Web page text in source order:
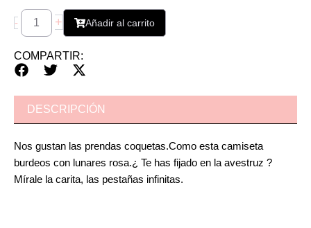
-
Sara
cantidad+ Añadir al carrito
COMPARTIR:
DESCRIPCIÓN
Nos gustan las prendas coquetas.Como esta camiseta
burdeos con lunares rosa.¿ Te has fijado en la avestruz ?
Mírale la carita, las pestañas infinitas.